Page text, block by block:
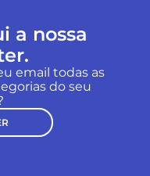
a nossa
email todas as
do seu